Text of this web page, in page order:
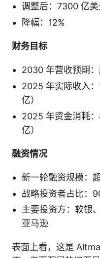
调整后：7300 亿
降幅：12%
财务目标
2030 年营收预期
2025 年实际收入
亿）
2025 年资金消耗
亿）
融资情况
新一轮融资规模：
战略投资者占比：
主要投资方：软银
亚马逊
表面上看，这是